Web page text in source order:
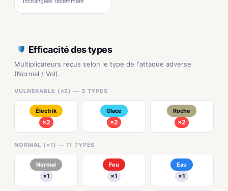
Efficacité des types
Multiplicateurs reçus selon le type de l'attaque adverse
(Normal / Vol).
VULNÉRABLE (×2) — 3 TYPES
Électrik
×2
Glace
×2
Roche
×2
NORMAL (×1) — 11 TYPES
Normal
×1
Feu
×1
Eau
×1